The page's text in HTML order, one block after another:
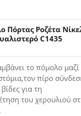
Πόρτας Ροζέτα
C1435
το πόμολο μαζί
πίρο
βίδες για τη
του χερουλιού